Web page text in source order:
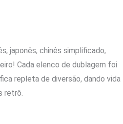
japonês, chinês simplificado,
Cada elenco de dublagem foi
repleta de diversão, dando vida
retrô.